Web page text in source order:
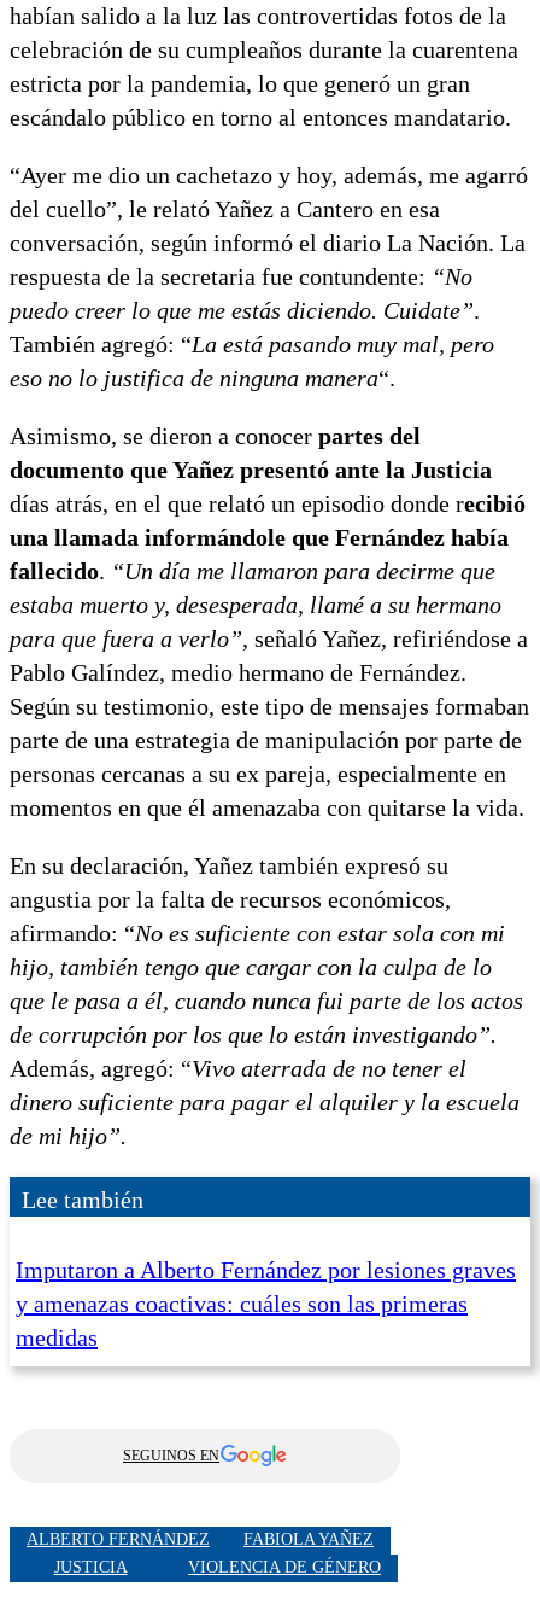
habían salido a la luz las controvertidas fotos de la
celebración de su cumpleaños durante la cuarentena
estricta por la pandemia, lo que generó un gran
escándalo público en torno al entonces mandatario.
“Ayer me dio un cachetazo y hoy, además, me agarró
del cuello”, le relató Yañez a Cantero en esa
conversación, según informó el diario La Nación. La
respuesta de la secretaria fue contundente: “No
puedo creer lo que me estás diciendo. Cuidate”.
También agregó: “La está pasando muy mal, pero
eso no lo justifica de ninguna manera“.
Asimismo, se dieron a conocer partes del
documento que Yañez presentó ante la Justicia
días atrás, en el que relató un episodio donde recibió
una llamada informándole que Fernández había
fallecido. “Un día me llamaron para decirme que
estaba muerto y, desesperada, llamé a su hermano
para que fuera a verlo”, señaló Yañez, refiriéndose a
Pablo Galíndez, medio hermano de Fernández.
Según su testimonio, este tipo de mensajes formaban
parte de una estrategia de manipulación por parte de
personas cercanas a su ex pareja, especialmente en
momentos en que él amenazaba con quitarse la vida.
En su declaración, Yañez también expresó su
angustia por la falta de recursos económicos,
afirmando: “No es suficiente con estar sola con mi
hijo, también tengo que cargar con la culpa de lo
que le pasa a él, cuando nunca fui parte de los actos
de corrupción por los que lo están investigando”.
Además, agregó: “Vivo aterrada de no tener el
dinero suficiente para pagar el alquiler y la escuela
de mi hijo”.
Lee también
Imputaron a Alberto Fernández por lesiones graves
y amenazas coactivas: cuáles son las primeras
medidas
SEGUINOS EN
ALBERTO FERNÁNDEZ
FABIOLA YAÑEZ
JUSTICIA
VIOLENCIA DE GÉNERO